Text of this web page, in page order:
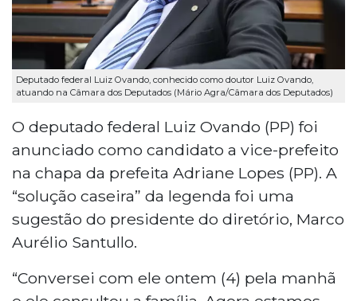
Deputado federal Luiz Ovando, conhecido como doutor Luiz Ovando,
atuando na Câmara dos Deputados (Mário Agra/Câmara dos Deputados)
O deputado federal Luiz Ovando (PP) foi
anunciado como candidato a vice-prefeito
na chapa da prefeita Adriane Lopes (PP). A
“solução caseira” da legenda foi uma
sugestão do presidente do diretório, Marco
Aurélio Santullo.
“Conversei com ele ontem (4) pela manhã